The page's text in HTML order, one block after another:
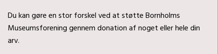
Du kan gøre en stor forskel ved at støtte Bornholms
Museumsforening gennem donation af noget eller hele din
arv.